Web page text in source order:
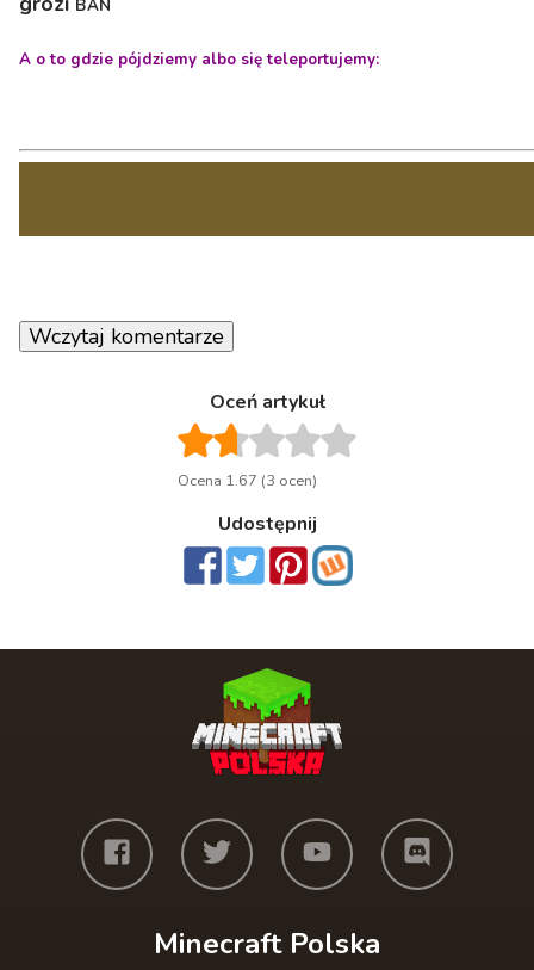
BAN
A o to gdzie pójdziemy albo się teleportujemy:
Wczytaj komentarze
Oceń artykuł
Ocena 1.67 (3 ocen)
Udostępnij
Minecraft Polska